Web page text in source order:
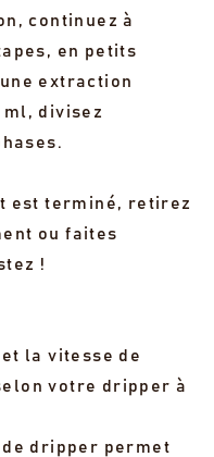
continuez à
en petits
extraction
divisez
est terminé, retirez
ou faites
!
la vitesse de
votre dripper à
dripper permet